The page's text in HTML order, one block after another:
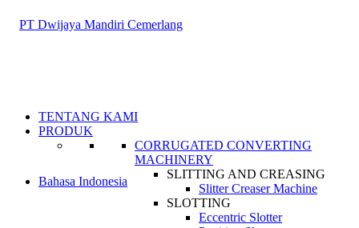
Bahasa Indonesia
TENTANG KAMI
PRODUK
CORRUGATED CONVERTING
MACHINERY
SLITTING AND CREASING
Slitter Creaser Machine
SLOTTING
Eccentric Slotter